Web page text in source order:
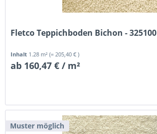
Fletco Teppichboden Bichon - 325100
Inhalt 1.28 m²(= 205,40 € )
ab 160,47 € / m²
Muster möglich